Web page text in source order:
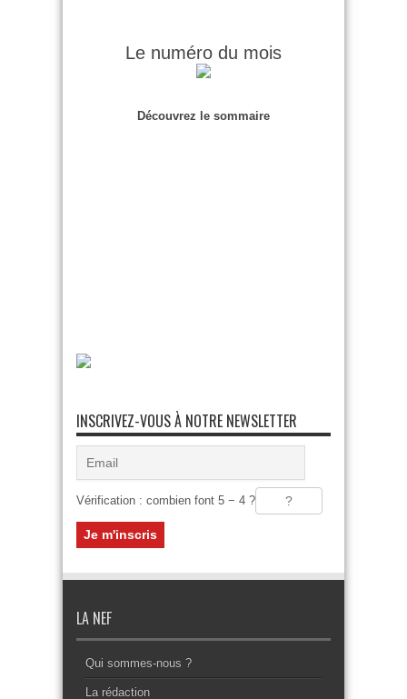
Le numéro du mois
Découvrez le sommaire
INSCRIVEZ-VOUS À NOTRE NEWSLETTER
Vérification : combien font 5 − 4 ?
LA NEF
Qui sommes-nous ?
La rédaction